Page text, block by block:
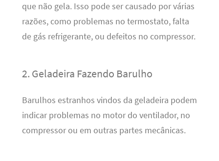
que não gela. Isso pode ser causado por várias
razões, como problemas no termostato, falta
de gás refrigerante, ou defeitos no compressor.
2. Geladeira Fazendo Barulho
Barulhos estranhos vindos da geladeira podem
indicar problemas no motor do ventilador, no
compressor ou em outras partes mecânicas.